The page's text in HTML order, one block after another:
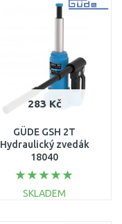
Porovnat
283 Kč
GÜDE GSH 2T
Hydraulický zvedák
18040
SKLADEM